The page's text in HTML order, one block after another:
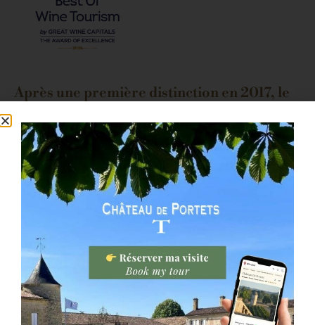
Après une première distinction en 2017, le
"Best of Wine Tourism" en 2024 dans la
catégorie "Architecture et paysages".
Idéalement situé en bord de Garonne, le Château de
Portets offre une combinaison optimale entre
Vignoble, Vin, Patrimoine & Fleuve.
Cet ancien château fort constitue un patrimoine
architectural unique avec un passé riche en anecdotes,
des Romains qui plantèrent les premiers pieds de
vigne à la venue de Napoléon en 1808. De nombreux
visiteurs poussent les portes du Château de Portets
pour découvrir cette histoire riche.
En outre, le Château de Portets promeut le slow